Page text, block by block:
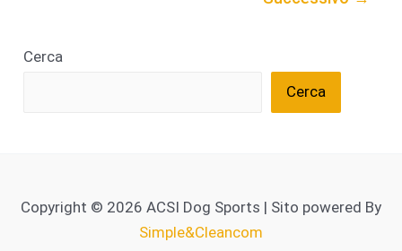
Cerca
Cerca
Copyright © 2026 ACSI Dog Sports | Sito powered By
Simple&Cleancom